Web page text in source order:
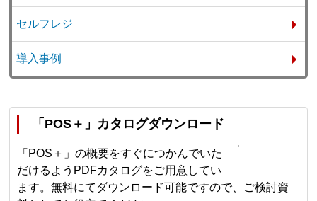
セルフレジ
導入事例
「POS＋」カタログダウンロード
「POS＋」の概要をすぐにつかんでいた
だけるようPDFカタログをご用意してい
ます。無料にてダウンロード可能ですので、ご検討資